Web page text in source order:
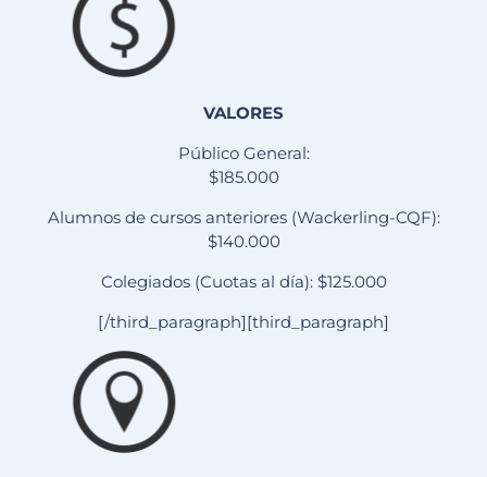
VALORES
Público General:
$185.000
Alumnos de cursos anteriores (Wackerling-CQF):
$140.000
Colegiados (Cuotas al día): $125.000
[/third_paragraph][third_paragraph]